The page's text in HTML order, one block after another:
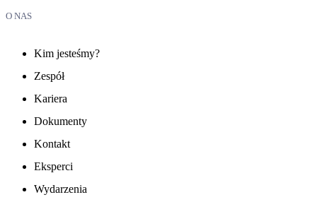
O NAS
Kim jesteśmy?
Zespół
Kariera
Dokumenty
Kontakt
Eksperci
Wydarzenia